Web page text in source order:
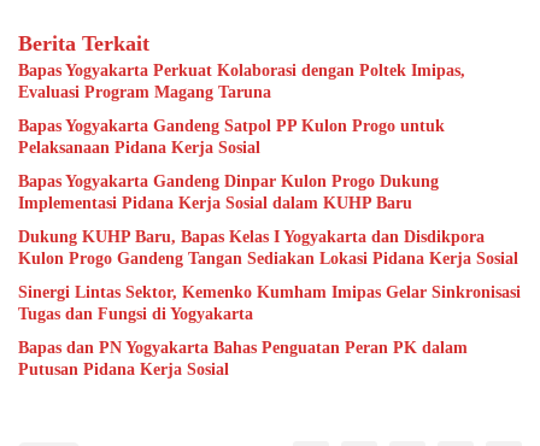
Berita Terkait
Bapas Yogyakarta Perkuat Kolaborasi dengan Poltek Imipas,
Evaluasi Program Magang Taruna
Bapas Yogyakarta Gandeng Satpol PP Kulon Progo untuk
Pelaksanaan Pidana Kerja Sosial
Bapas Yogyakarta Gandeng Dinpar Kulon Progo Dukung
Implementasi Pidana Kerja Sosial dalam KUHP Baru
Dukung KUHP Baru, Bapas Kelas I Yogyakarta dan Disdikpora
Kulon Progo Gandeng Tangan Sediakan Lokasi Pidana Kerja Sosial
Sinergi Lintas Sektor, Kemenko Kumham Imipas Gelar Sinkronisasi
Tugas dan Fungsi di Yogyakarta
Bapas dan PN Yogyakarta Bahas Penguatan Peran PK dalam
Putusan Pidana Kerja Sosial